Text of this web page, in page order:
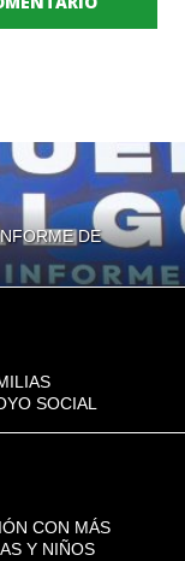
DE
SOCIAL
CON MÁS
Y NIÑOS